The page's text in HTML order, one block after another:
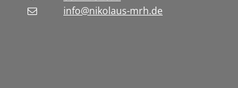
info@nikolaus-mrh.de